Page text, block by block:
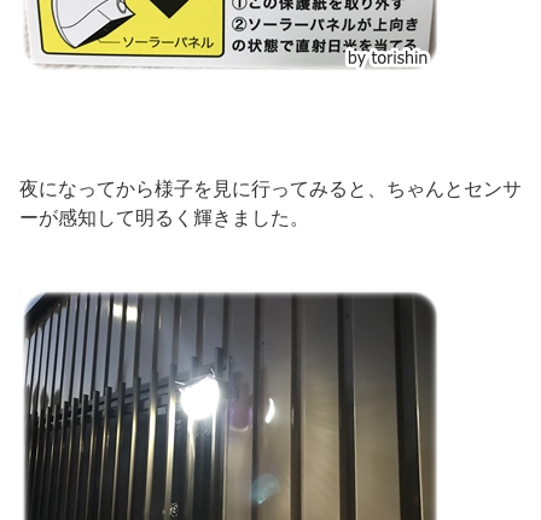
夜になってから様子を見に行ってみると、ちゃんとセンサ
ーが感知して明るく輝きました。